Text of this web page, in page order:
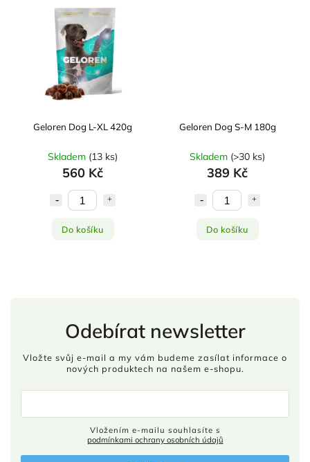
Geloren Dog L-XL 420g
Skladem (13 ks)
560 Kč
Do košíku
Geloren Dog S-M 180g
Skladem (>30 ks)
389 Kč
Do košíku
Odebírat newsletter
Vložte svůj e-mail a my vám budeme zasílat informace o
nových produktech na našem e-shopu.
podmínkami ochrany osobních údajů